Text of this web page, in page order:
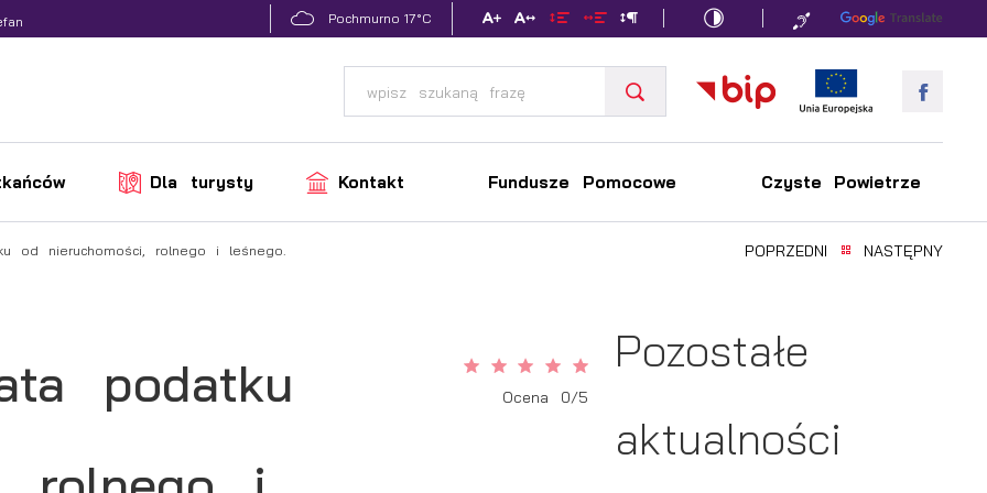
Pochmurno 17°C
Dla turysty Kontakt Fundusze Pomocowe Czyste Powietrze
od nieruchomości, rolnego i leśnego. POPRZEDNI NASTĘPNY
podatku
Ocena 0/5
Pozostałe
aktualności